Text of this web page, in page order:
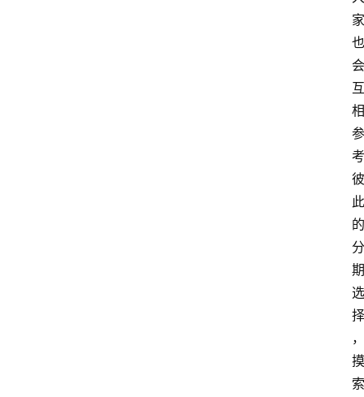
家
也
会
互
相
参
考
彼
此
的
分
期
选
择
，
摸
索